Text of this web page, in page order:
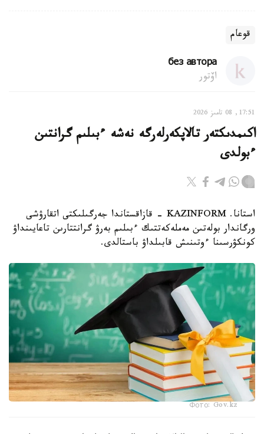
قوعام
без автора
اۆتور
17:51, 08 تامىز 2026
اكىمدىكتەر تالاپكەرلەرگە نەشە ءبىلىم گرانتىن
ءبولدى
استانا. KAZINFORM - قازاقستاندا جەرگىلىكتى اتقارۋشى
ورگاندار بولەتىن مەملەكەتتىك ءبىلىم بەرۋ گرانتتارىن تاعايىنداۋ
كونكۋرسىنا ءوتىنىش قابىلداۋ باستالدى.
Фото: Gov.kz